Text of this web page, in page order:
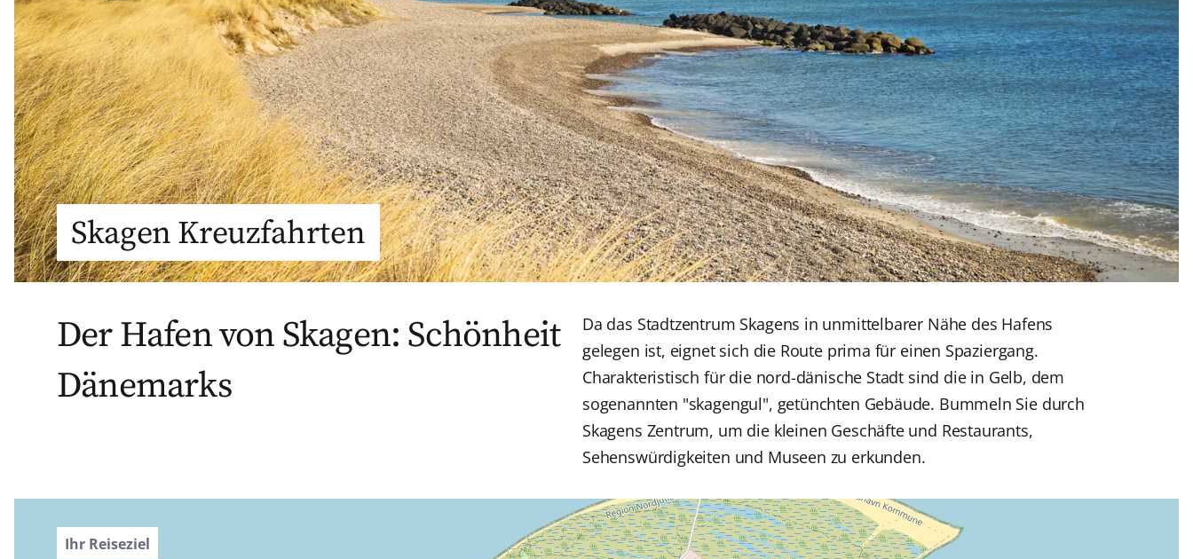
Skagen Kreuzfahrten
Der Hafen von Skagen: Schönheit
Dänemarks
Da das Stadtzentrum Skagens in unmittelbarer Nähe des Hafens
gelegen ist, eignet sich die Route prima für einen Spaziergang.
Charakteristisch für die nord-dänische Stadt sind die in Gelb, dem
sogenannten "skagengul", getünchten Gebäude. Bummeln Sie durch
Skagens Zentrum, um die kleinen Geschäfte und Restaurants,
Sehenswürdigkeiten und Museen zu erkunden.
Ihr Reiseziel